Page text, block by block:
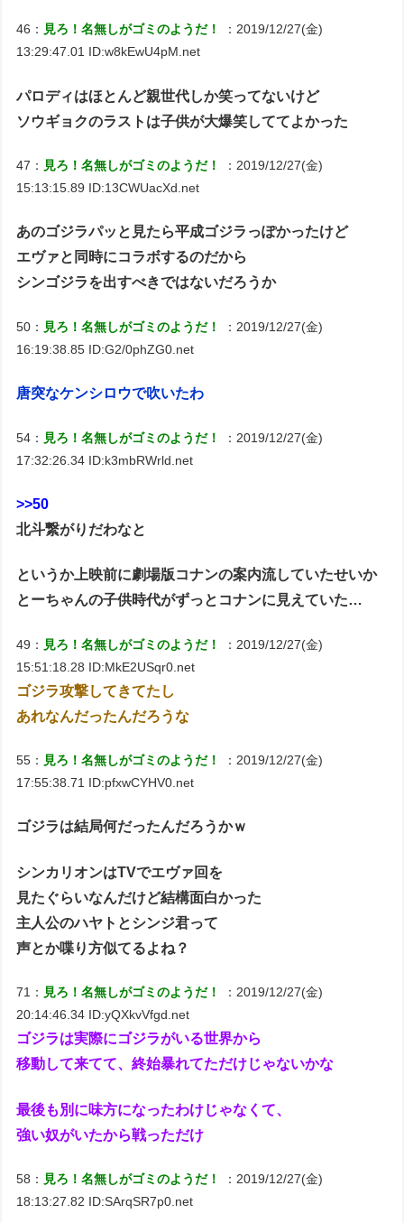
46： 見ろ！名無しがゴミのようだ！
：2019/12/27(金)
13:29:47.01 ID:w8kEwU4pM.net
パロディはほとんど親世代しか笑ってないけど
ソウギョクのラストは子供が大爆笑しててよかった
47： 見ろ！名無しがゴミのようだ！
：2019/12/27(金)
15:13:15.89 ID:13CWUacXd.net
あのゴジラパッと見たら平成ゴジラっぽかったけど
エヴァと同時にコラボするのだから
シンゴジラを出すべきではないだろうか
50： 見ろ！名無しがゴミのようだ！
：2019/12/27(金)
16:19:38.85 ID:G2/0phZG0.net
唐突なケンシロウで吹いたわ
54： 見ろ！名無しがゴミのようだ！
：2019/12/27(金)
17:32:26.34 ID:k3mbRWrld.net
>>50
北斗繋がりだわなと
というか上映前に劇場版コナンの案内流していたせいか
とーちゃんの子供時代がずっとコナンに見えていた…
49： 見ろ！名無しがゴミのようだ！
：2019/12/27(金)
15:51:18.28 ID:MkE2USqr0.net
ゴジラ攻撃してきてたし
あれなんだったんだろうな
55： 見ろ！名無しがゴミのようだ！
：2019/12/27(金)
17:55:38.71 ID:pfxwCYHV0.net
ゴジラは結局何だったんだろうかｗ
シンカリオンはTVでエヴァ回を
見たぐらいなんだけど結構面白かった
主人公のハヤトとシンジ君って
声とか喋り方似てるよね？
71： 見ろ！名無しがゴミのようだ！
：2019/12/27(金)
20:14:46.34 ID:yQXkvVfgd.net
ゴジラは実際にゴジラがいる世界から
移動して来てて、終始暴れてただけじゃないかな
最後も別に味方になったわけじゃなくて、
強い奴がいたから戦っただけ
58： 見ろ！名無しがゴミのようだ！
：2019/12/27(金)
18:13:27.82 ID:SArqSR7p0.net